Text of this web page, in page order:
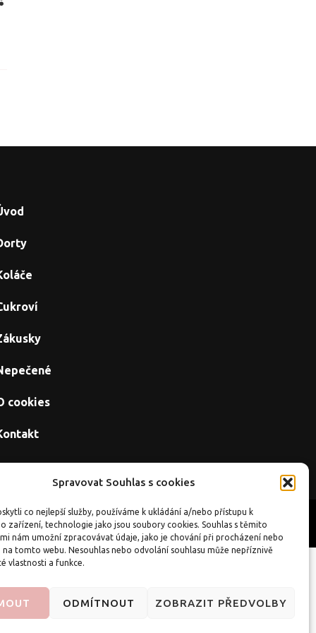
Spravovat Souhlas s cookies
co nejlepší služby, používáme k ukládání a/nebo přístupu k
zařízení, technologie jako jsou soubory cookies. Souhlas s těmito
nám umožní zpracovávat údaje, jako je chování při procházení nebo
na tomto webu. Nesouhlas nebo odvolání souhlasu může nepříznivě
vlastnosti a funkce.
ODMÍTNOUT ZOBRAZIT PŘEDVOLBY
cookies
Úvod O cookies Kontakt
|CZIN.eu